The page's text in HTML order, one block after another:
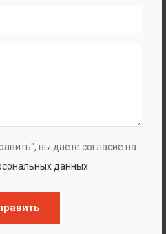
вы даете согласие на
данных
насосных
образом: один
СПТ-Ф» укомплектована
CNP, или ГУДДИ,